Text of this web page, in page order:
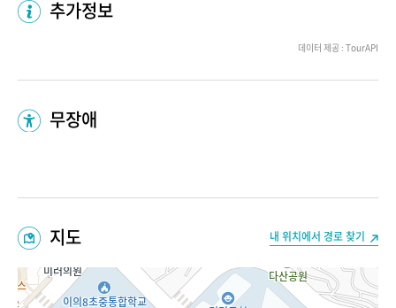
추가정보
데이터 제공 : TourAPI
무장애
지도 내 위치에서 경로 찾기